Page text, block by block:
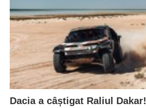
Dacia a câștigat Raliul Dakar!